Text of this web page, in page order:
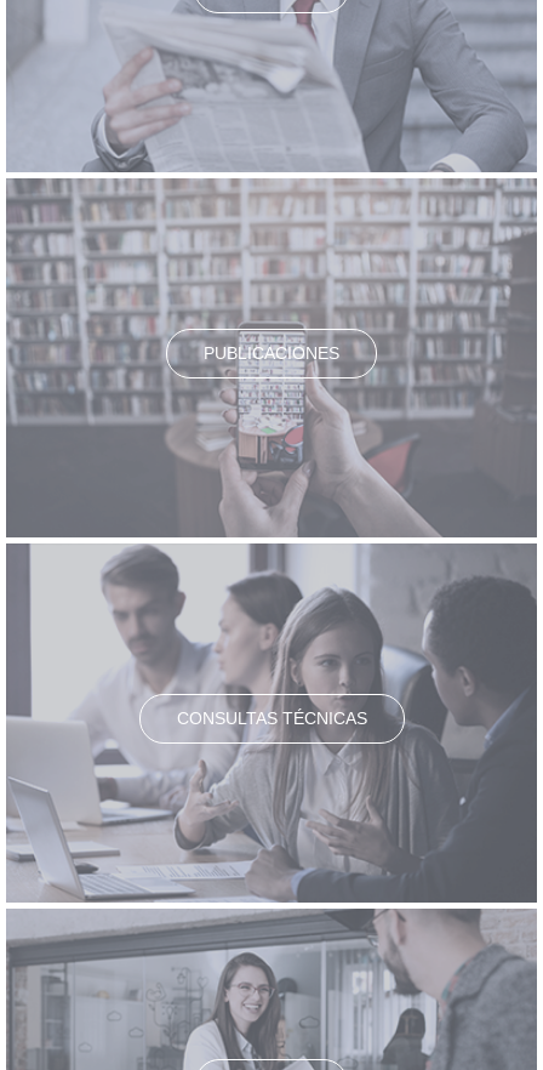
PUBLICACIONES
CONSULTAS TÉCNICAS